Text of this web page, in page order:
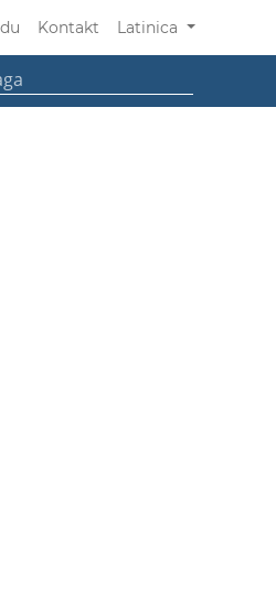
Kontakt Latinica